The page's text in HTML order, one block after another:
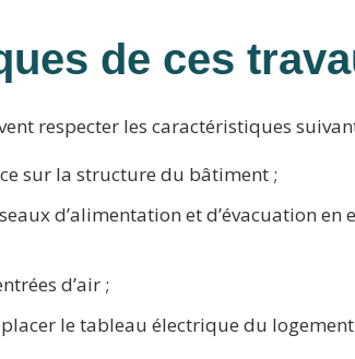
de ces
respecter les caractéristiques
sur la structure du bâtiment ;
d’alimentation et d’évacuation
d’air ;
le tableau électrique du